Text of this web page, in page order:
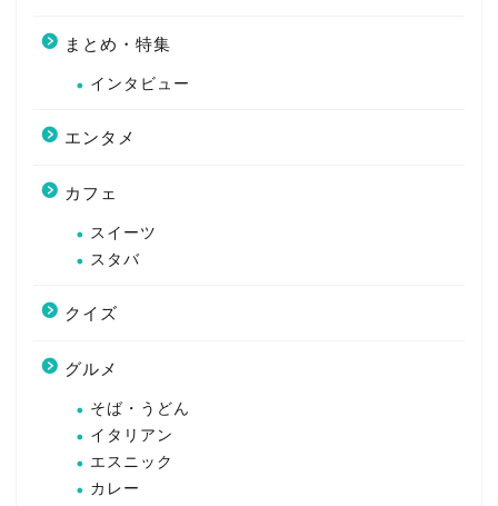
まとめ・特集
インタビュー
エンタメ
カフェ
スイーツ
スタバ
クイズ
グルメ
そば・うどん
イタリアン
エスニック
カレー